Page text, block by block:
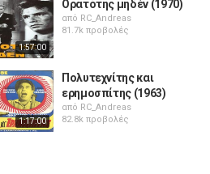
1:57:00
Ορατότης μηδέν (1970)
από RC_Andreas
81.7k προβολές
1:17:00
Πολυτεχνίτης και
ερημοσπίτης (1963)
από RC_Andreas
82.8k προβολές